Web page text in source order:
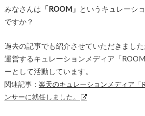
みなさんは 「ROOM」 というキュレーシ
ですか？
過去の記事でも紹介させていただきまし
運営するキュレーションメディア「
ーとして活動しています。
関連記事： 楽天のキュレーションメディア「
ンサーに就任しました。